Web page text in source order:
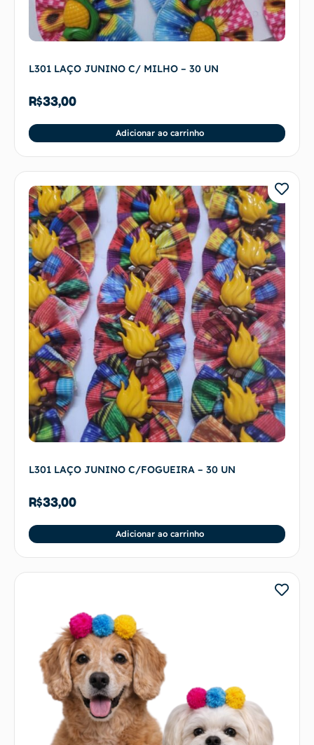
L301 LAÇO JUNINO C/ MILHO – 30 UN
R$33,00
Adicionar ao carrinho
L301 LAÇO JUNINO C/FOGUEIRA – 30 UN
R$33,00
Adicionar ao carrinho